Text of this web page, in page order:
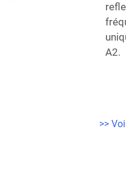
A2.
>>